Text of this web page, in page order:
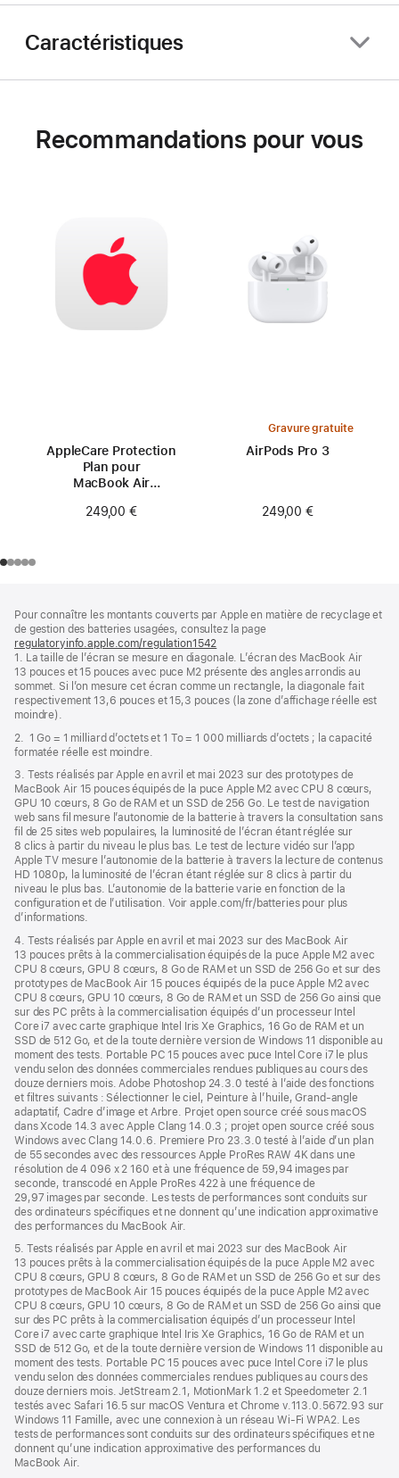
Caractéristiques
Recommandations pour vous
AppleCare Protection
Plan pour
MacBook Air
249,00 €
Gravure gratuite
AirPods Pro 3
249,00 €
de
page
de
bas
de
page
Pour connaître les montants couverts par Apple en matière de recyclage et
de gestion des batteries usagées, consultez la page
regulatoryinfo.apple.com/regulation1542
dans
une
nouvelle
fenêtre)
1. La taille de l’écran se mesure en diagonale. L’écran des MacBook Air
13 pouces et 15 pouces avec puce M2 présente des angles arrondis au
sommet. Si l’on mesure cet écran comme un rectangle, la diagonale fait
respectivement 13,6 pouces et 15,3 pouces (la zone d’affichage réelle est
moindre).
2. 1 Go = 1 milliard d’octets et 1 To = 1 000 milliards d’octets ; la capacité
formatée réelle est moindre.
3. Tests réalisés par Apple en avril et mai 2023 sur des prototypes de
MacBook Air 15 pouces équipés de la puce Apple M2 avec CPU 8 cœurs,
GPU 10 cœurs, 8 Go de RAM et un SSD de 256 Go. Le test de navigation
web sans fil mesure l’autonomie de la batterie à travers la consultation sans
fil de 25 sites web populaires, la luminosité de l’écran étant réglée sur
8 clics à partir du niveau le plus bas. Le test de lecture vidéo sur l’app
Apple TV mesure l’autonomie de la batterie à travers la lecture de contenus
HD 1080p, la luminosité de l’écran étant réglée sur 8 clics à partir du
niveau le plus bas. L’autonomie de la batterie varie en fonction de la
configuration et de l’utilisation. Voir apple.com/fr/batteries pour plus
d’informations.
4. Tests réalisés par Apple en avril et mai 2023 sur des MacBook Air
13 pouces prêts à la commercialisation équipés de la puce Apple M2 avec
CPU 8 cœurs, GPU 8 cœurs, 8 Go de RAM et un SSD de 256 Go et sur des
prototypes de MacBook Air 15 pouces équipés de la puce Apple M2 avec
CPU 8 cœurs, GPU 10 cœurs, 8 Go de RAM et un SSD de 256 Go ainsi que
sur des PC prêts à la commercialisation équipés d’un processeur Intel
Core i7 avec carte graphique Intel Iris Xe Graphics, 16 Go de RAM et un
SSD de 512 Go, et de la toute dernière version de Windows 11 disponible au
moment des tests. Portable PC 15 pouces avec puce Intel Core i7 le plus
vendu selon des données commerciales rendues publiques au cours des
douze derniers mois. Adobe Photoshop 24.3.0 testé à l’aide des fonctions
et filtres suivants : Sélectionner le ciel, Peinture à l’huile, Grand-angle
adaptatif, Cadre d’image et Arbre. Projet open source créé sous macOS
dans Xcode 14.3 avec Apple Clang 14.0.3 ; projet open source créé sous
Windows avec Clang 14.0.6. Premiere Pro 23.3.0 testé à l’aide d’un plan
de 55 secondes avec des ressources Apple ProRes RAW 4K dans une
résolution de 4 096 x 2 160 et à une fréquence de 59,94 images par
seconde, transcodé en Apple ProRes 422 à une fréquence de
29,97 images par seconde. Les tests de performances sont conduits sur
des ordinateurs spécifiques et ne donnent qu’une indication approximative
des performances du MacBook Air.
5. Tests réalisés par Apple en avril et mai 2023 sur des MacBook Air
13 pouces prêts à la commercialisation équipés de la puce Apple M2 avec
CPU 8 cœurs, GPU 8 cœurs, 8 Go de RAM et un SSD de 256 Go et sur des
prototypes de MacBook Air 15 pouces équipés de la puce Apple M2 avec
CPU 8 cœurs, GPU 10 cœurs, 8 Go de RAM et un SSD de 256 Go ainsi que
sur des PC prêts à la commercialisation équipés d’un processeur Intel
Core i7 avec carte graphique Intel Iris Xe Graphics, 16 Go de RAM et un
SSD de 512 Go, et de la toute dernière version de Windows 11 disponible au
moment des tests. Portable PC 15 pouces avec puce Intel Core i7 le plus
vendu selon des données commerciales rendues publiques au cours des
douze derniers mois. JetStream 2.1, MotionMark 1.2 et Speedometer 2.1
testés avec Safari 16.5 sur macOS Ventura et Chrome v.113.0.5672.93 sur
Windows 11 Famille, avec une connexion à un réseau Wi‑Fi WPA2. Les
tests de performances sont conduits sur des ordinateurs spécifiques et ne
donnent qu’une indication approximative des performances du
MacBook Air.